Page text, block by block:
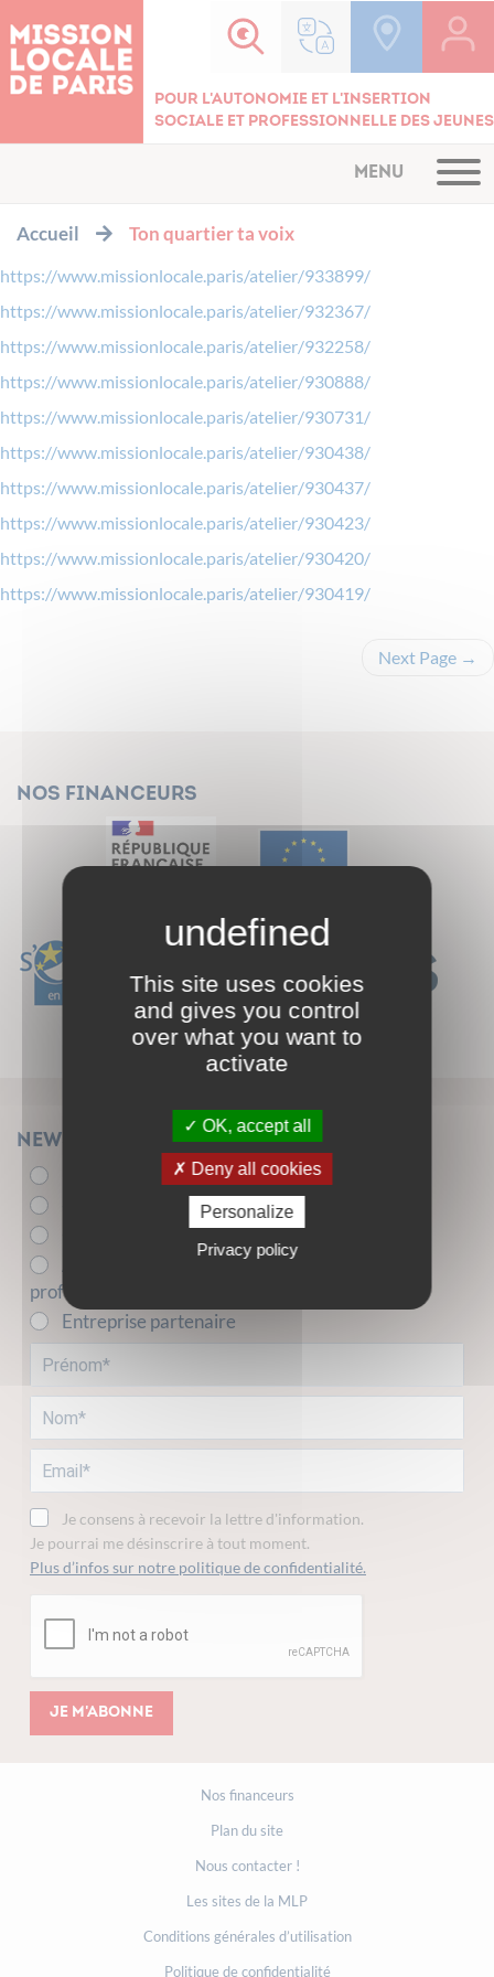
Pour l'autonomie et l'insertion
sociale et professionnelle des jeunes
MENU
Accueil Ton quartier ta voix
https://www.missionlocale.paris/atelier/933899/
https://www.missionlocale.paris/atelier/932367/
https://www.missionlocale.paris/atelier/932258/
https://www.missionlocale.paris/atelier/930888/
https://www.missionlocale.paris/atelier/930731/
https://www.missionlocale.paris/atelier/930438/
https://www.missionlocale.paris/atelier/930437/
https://www.missionlocale.paris/atelier/930423/
https://www.missionlocale.paris/atelier/930420/
https://www.missionlocale.paris/atelier/930419/
Next Page →
Nos financeurs
Newsletter
Acteur.trice de l'insertion sociale et
professionnelle
Entreprise partenaire
Je consens à recevoir la lettre d'information.
Je pourrai me désinscrire à tout moment.
Plus d’infos sur notre politique de confidentialité.
Je m'abonne
Nos financeurs
Plan du site
Nous contacter !
Les sites de la MLP
Conditions générales d’utilisation
Politique de confidentialité
This site uses cookies
and gives you control
over what you want to
activate
OK, accept all
Deny all cookies
Personalize
Privacy policy